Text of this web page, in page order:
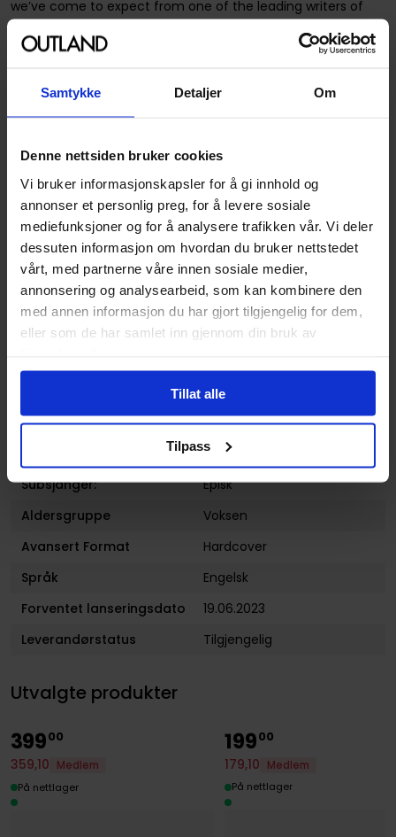
Samtykke Detaljer Om
Denne nettsiden bruker cookies
Vi bruker informasjonskapsler for å gi innhold og
annonser et personlig preg, for å levere sosiale
mediefunksjoner og for å analysere trafikken vår. Vi deler
dessuten informasjon om hvordan du bruker nettstedet
vårt, med partnerne våre innen sosiale medier,
annonsering og analysearbeid, som kan kombinere den
med annen informasjon du har gjort tilgjengelig for dem,
eller som de har samlet inn gjennom din bruk av
Tillat alle
Tilpass
we’ve come to expect from one of the leading writers of
her generation.
Spesifikasjoner
Varenummer
Vekt (Kg) :
0.486000
Opprinnelsesland :
USA
Serie
The Rising World
Forfattere
Martha Wells
Sjanger
Fantasy
Antall Sider
432
Utgiver
Tordotcom
(dd.mm.yyyy)
19.06.2023
1
Subsjanger:
Episk
Aldersgruppe
Voksen
Avansert Format
Hardcover
Språk
Engelsk
Forventet lanseringsdato
19.06.2023
Leverandørstatus
Tilgjengelig
Utvalgte produkter
39900
359,10
Medlem
På nettlager
19900
179,10
Medlem
På nettlager